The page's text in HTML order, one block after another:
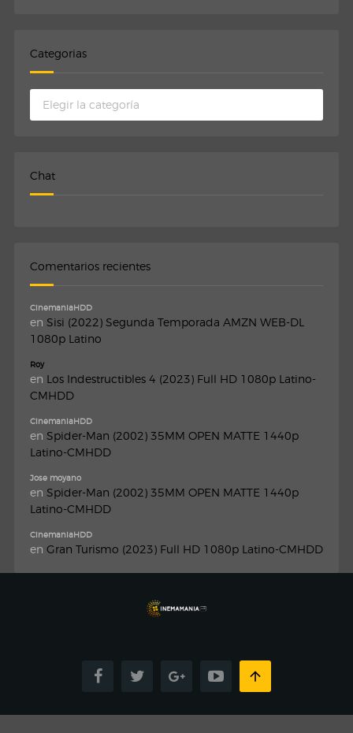
Categorias
Categorias
Chat
Comentarios recientes
CinemaniaHDD
en Sisi (2022) Segunda Temporada AMZN WEB-DL
1080p Latino
Roy
en Los Indestructibles 4 (2023) Full HD 1080p Latino-
CMHDD
CinemaniaHDD
en Spider-Man (2002) 35MM OPEN MATTE 1440p
Latino-CMHDD
Jose moyano
en Spider-Man (2002) 35MM OPEN MATTE 1440p
Latino-CMHDD
CinemaniaHDD
en Gran Turismo (2023) Full HD 1080p Latino-CMHDD